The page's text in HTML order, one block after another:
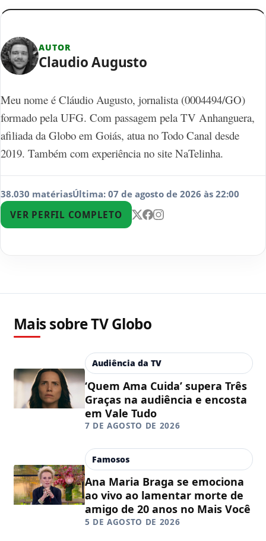
AUTOR
Claudio Augusto
Meu nome é Cláudio Augusto, jornalista (0004494/GO)
formado pela UFG. Com passagem pela TV Anhanguera,
afiliada da Globo em Goiás, atua no Todo Canal desde
2019. Também com experiência no site NaTelinha.
38.030 matériasÚltima: 07 de agosto de 2026 às 22:00
VER PERFIL COMPLETO
Mais sobre TV Globo
Audiência da TV
‘Quem Ama Cuida’ supera Três
Graças na audiência e encosta
em Vale Tudo
7 DE AGOSTO DE 2026
Famosos
Ana Maria Braga se emociona
ao vivo ao lamentar morte de
amigo de 20 anos no Mais Você
5 DE AGOSTO DE 2026